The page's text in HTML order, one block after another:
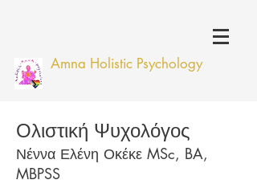
Amna Holistic Psychology
Ολιστική Ψυχολόγος
Νέννα Ελένη Οκέκε MSc, BA,
MBPSS